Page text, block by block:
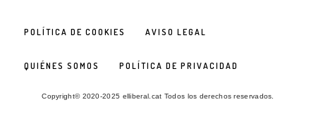
POLÍTICA DE COOKIES AVISO LEGAL
QUIÉNES SOMOS POLÍTICA DE PRIVACIDAD
Copyright© 2020-2025 elliberal.cat Todos los derechos reservados.